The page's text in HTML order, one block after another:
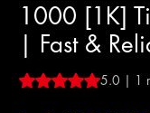
1000 [1K]
| Fast &
Según 1 reseña, la
5.0 | 1